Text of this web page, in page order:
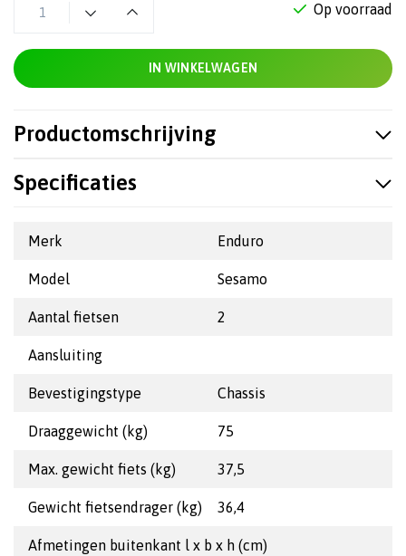
Op voorraad
IN WINKELWAGEN
Productomschrijving
Specificaties
Merk Enduro
Model Sesamo
Aantal fietsen 2
Aansluiting
Bevestigingstype Chassis
Draaggewicht (kg) 75
Max. gewicht fiets (kg) 37,5
Gewicht fietsendrager (kg) 36,4
Afmetingen buitenkant l x b x h (cm)